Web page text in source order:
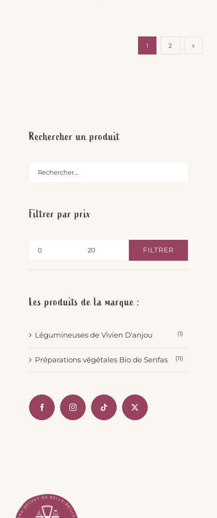
1 2
Rechercher un produit
Filtrer par prix
min
max
FILTRER
Les produits de la marque :
Légumineuses de Vivien D'anjou (1)
Préparations végétales Bio de Senfas (11)